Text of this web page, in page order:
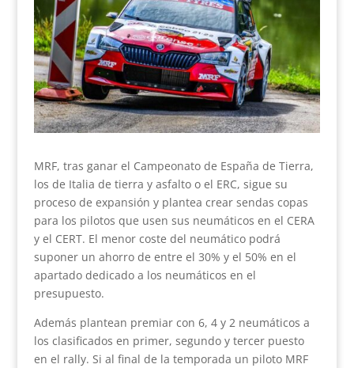
MRF, tras ganar el Campeonato de España de Tierra,
los de Italia de tierra y asfalto o el ERC, sigue su
proceso de expansión y plantea crear sendas copas
para los pilotos que usen sus neumáticos en el CERA
y el CERT. El menor coste del neumático podrá
suponer un ahorro de entre el 30% y el 50% en el
apartado dedicado a los neumáticos en el
presupuesto.
Además plantean premiar con 6, 4 y 2 neumáticos a
los clasificados en primer, segundo y tercer puesto
en el rally. Si al final de la temporada un piloto MRF